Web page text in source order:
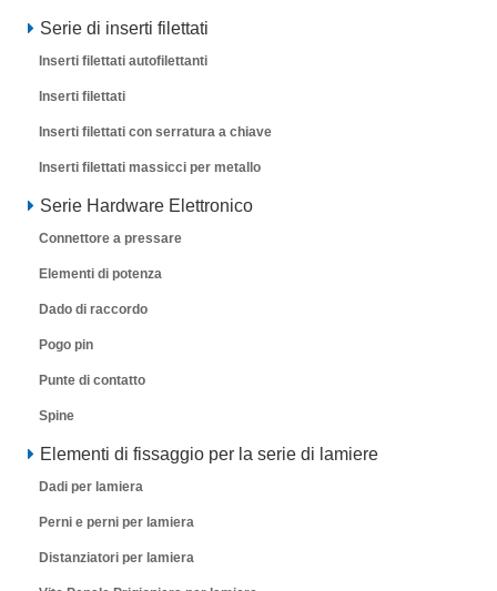
Serie di inserti filettati
Inserti filettati autofilettanti
Inserti filettati
Inserti filettati con serratura a chiave
Inserti filettati massicci per metallo
Serie Hardware Elettronico
Connettore a pressare
Elementi di potenza
Dado di raccordo
Pogo pin
Punte di contatto
Spine
Elementi di fissaggio per la serie di lamiere
Dadi per lamiera
Perni e perni per lamiera
Distanziatori per lamiera